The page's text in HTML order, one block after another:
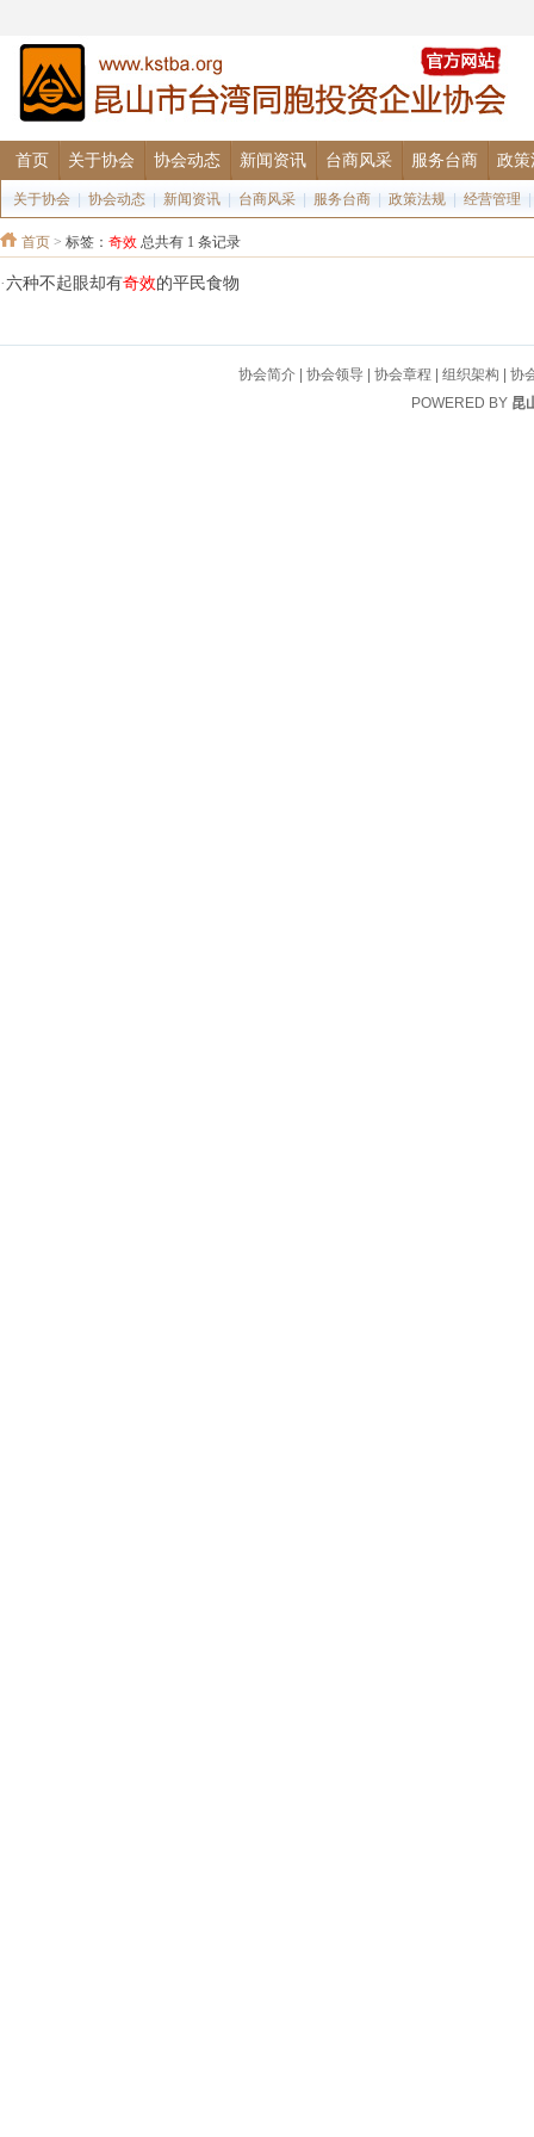
首页 关于协会 协会动态 新闻资讯 台商风采 服务台商 政策
关于协会 协会动态 新闻资讯 台商风采 服务台商 政策法规 经营管理
首页 > 标签： 奇效 总共有 1 条记录
·六种不起眼却有奇效的平民食物
协会简介 |协会领导 |协会章程 |组织架构 |协
POWERED BY 昆